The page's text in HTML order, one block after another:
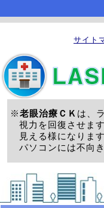
サイト
※老眼治療ＣＫ は、
視力を回復させま
見える様になりま
パソコンには不向き